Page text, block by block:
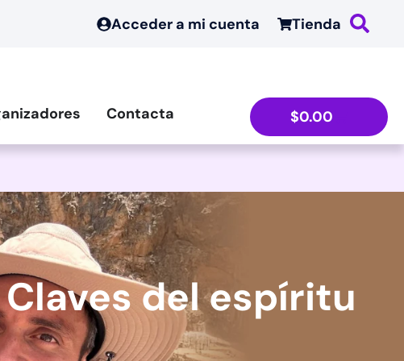
Acceder a mi cuenta Tienda
Contacta $0.00
del espíritu